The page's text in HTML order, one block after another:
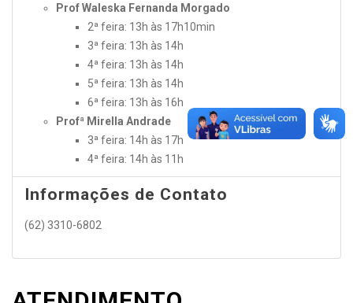
Prof Waleska Fernanda Morgado
2ª feira: 13h às 17h10min
3ª feira: 13h às 14h
4ª feira: 13h às 14h
5ª feira: 13h às 14h
6ª feira: 13h às 16h
Profª Mirella Andrade
3ª feira: 14h às 17h
4ª feira: 14h às 11h
Informações de Contato
(62) 3310-6802